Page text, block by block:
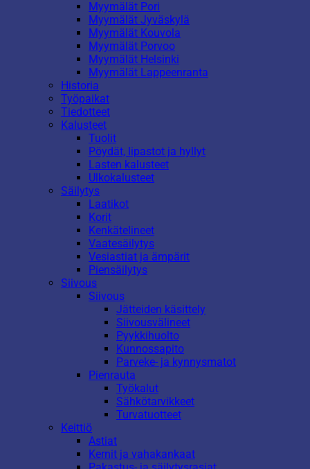
Myymälät Pori
Myymälät Jyväskylä
Myymälät Kouvola
Myymälät Porvoo
Myymälät Helsinki
Myymälät Lappeenranta
Historia
Työpaikat
Tiedotteet
Kalusteet
Tuolit
Pöydät, lipastot ja hyllyt
Lasten kalusteet
Ulkokalusteet
Säilytys
Laatikot
Korit
Kenkätelineet
Vaatesäilytys
Vesiastiat ja ämpärit
Piensäilytys
Siivous
Siivous
Jätteiden käsittely
Siivousvälineet
Pyykkihuolto
Kunnossapito
Parveke- ja kynnysmatot
Pienrauta
Työkalut
Sähkötarvikkeet
Turvatuotteet
Keittiö
Astiat
Kernit ja vahakankaat